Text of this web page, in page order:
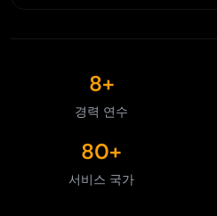
8+
경력 연수
80+
서비스 국가